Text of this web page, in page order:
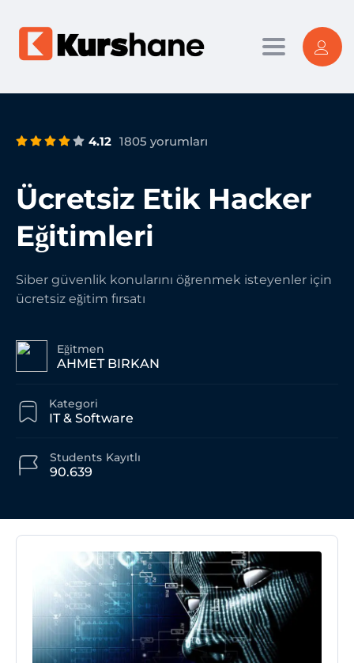
Toggle
4.12 1805 yorumları
Ücretsiz Etik Hacker
Eğitimleri
Siber güvenlik konularını öğrenmek isteyenler için
ücretsiz eğitim fırsatı
Eğitmen
AHMET BIRKAN
Kategori
IT & Software
90.639
Students Kayıtlı